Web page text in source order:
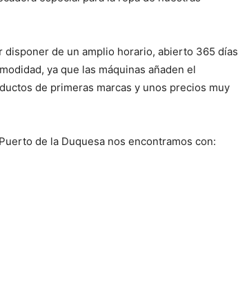
de un amplio horario, abierto 365 días
ya que las máquinas añaden el
de primeras marcas y unos precios muy
de la Duquesa nos encontramos con: